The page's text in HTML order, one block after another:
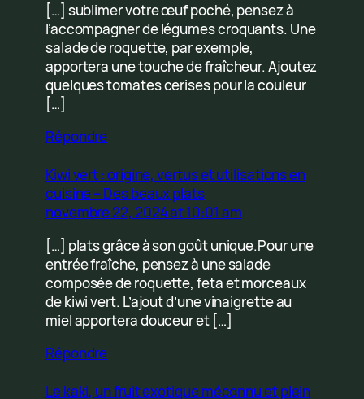
[…] sublimer votre œuf poché, pensez à
l’accompagner de légumes croquants. Une
salade de roquette, par exemple,
apportera une touche de fraîcheur. Ajoutez
quelques tomates cerises pour la couleur
[…]
Répondre
Kiwi vert : origine, vertus et utilisations en
cuisine – Des beaux plats
novembre 22, 2024 at 10:01 am
[…] plats grâce à son goût unique.Pour une
entrée fraîche, pensez à une salade
composée de roquette, feta et morceaux
de kiwi vert. L’ajout d’une vinaigrette au
miel apportera douceur et […]
Répondre
Le kaki, un fruit exotique méconnu et plein